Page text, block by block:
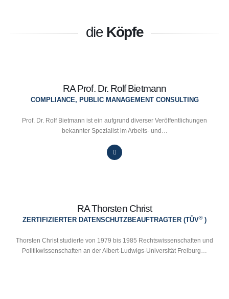
die Köpfe
RA Prof. Dr. Rolf Bietmann
COMPLIANCE, PUBLIC MANAGEMENT CONSULTING
Prof. Dr. Rolf Bietmann ist ein aufgrund diverser Veröffentlichungen
bekannter Spezialist im Arbeits- und…
RA Thorsten Christ
ZERTIFIZIERTER DATENSCHUTZBEAUFTRAGTER (TÜV®)
Thorsten Christ studierte von 1979 bis 1985 Rechtswissenschaften und
Politikwissenschaften an der Albert-Ludwigs-Universität Freiburg…